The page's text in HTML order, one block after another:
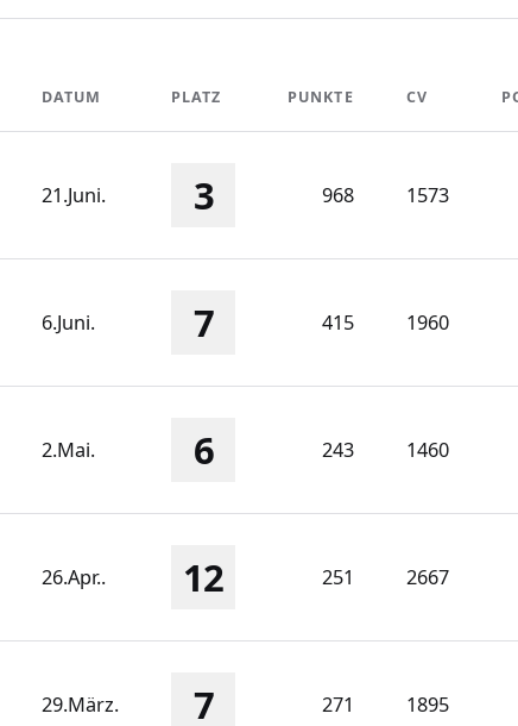
DATUM PLATZ PUNKTE CV
21.Juni. 3 968 1573
6.Juni. 7 415 1960
2.Mai. 6 243 1460
26.Apr.. 12 251 2667
29.März. 7 271 1895